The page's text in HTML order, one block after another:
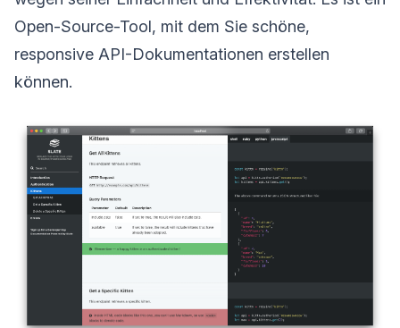
Open-Source-Tool, mit dem Sie schöne,
responsive API-Dokumentationen erstellen
können.